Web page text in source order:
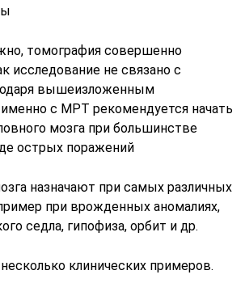
томография совершенно
исследование не связано с
вышеизложенным
с МРТ рекомендуется начать
мозга при большинстве
острых поражений
назначают при самых различных
при врожденных аномалиях,
седла, гипофиза, орбит и др.
клинических примеров.